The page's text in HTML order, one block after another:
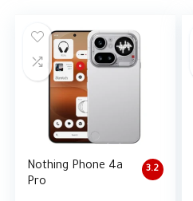
3.2
Nothing Phone 4a
Pro